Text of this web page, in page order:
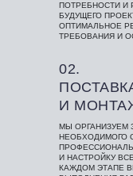
МЫ ОРГАНИЗУЕМ
НЕОБХОДИМОГО
И НАСТРОЙКУ
КАЖДОМ ЭТАПЕ
02.
И
ПОТРЕБНОСТИ И
БУДУЩЕГО
ОПТИМАЛЬНОЕ
ТРЕБОВАНИЯ И